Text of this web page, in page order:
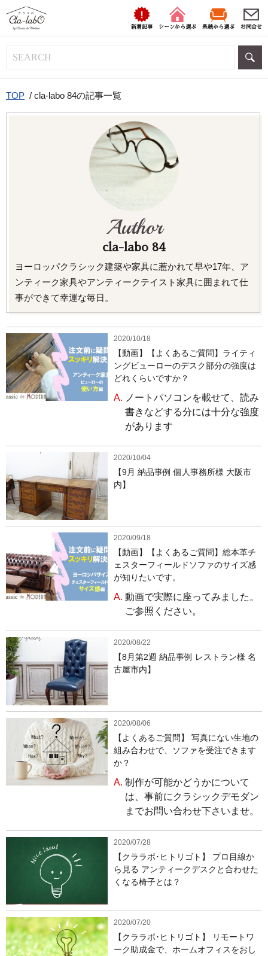
新着記事 シーンから選ぶ 系統から選ぶ お問合せ
TOP / cla-labo 84の記事一覧
Author
cla-labo 84
ヨーロッパクラシック建築や家具に惹かれて早や17年、ア
ンティーク家具やアンティークテイスト家具に囲まれて仕
事ができて幸運な毎日。
2020/10/18
【動画】【よくあるご質問】ライティ
ングビューローのデスク部分の強度は
どれくらいですか？
A. ノートパソコンを載せて、読み
書きなどする分には十分な強度
があります
2020/10/04
【9月 納品事例 個人事務所様 大阪市
内】
2020/09/18
【動画】【よくあるご質問】総本革チ
ェスターフィールドソファのサイズ感
が知りたいです。
A. 動画で実際に座ってみました。
ご参照ください。
2020/08/22
【8月第2週 納品事例 レストラン様 名
古屋市内】
2020/08/06
【よくあるご質問】 写真にない生地の
組み合わせで、ソファを受注できます
か？
A. 制作が可能かどうかについて
は、事前にクラシックデモダン
までお問い合わせ下さいませ。
2020/07/28
【クララボ･ヒトリゴト】 プロ目線か
ら見る アンティークデスクと合わせた
くなる椅子とは？
2020/07/20
【クララボ･ヒトリゴト】 リモートワ
ーク助成金で、ホームオフィスをおし